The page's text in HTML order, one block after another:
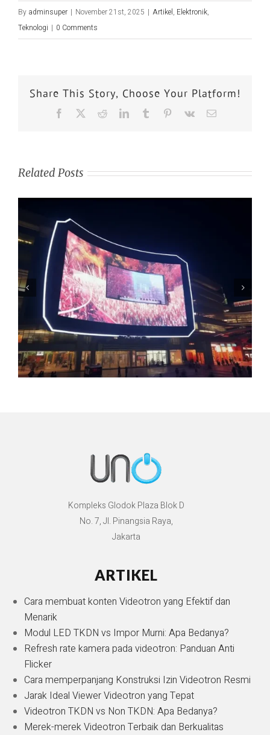
By adminsuper | November 21st, 2025 | Artikel, Elektronik,
Teknologi | 0 Comments
Share This Story, Choose Your Platform!
Related Posts
Kompleks Glodok Plaza Blok D
No. 7, Jl. Pinangsia Raya,
Jakarta
ARTIKEL
Cara membuat konten Videotron yang Efektif dan
Menarik
Modul LED TKDN vs Impor Murni: Apa Bedanya?
Refresh rate kamera pada videotron: Panduan Anti
Flicker
Cara memperpanjang Konstruksi Izin Videotron Resmi
Jarak Ideal Viewer Videotron yang Tepat
Videotron TKDN vs Non TKDN: Apa Bedanya?
Merek-merek Videotron Terbaik dan Berkualitas